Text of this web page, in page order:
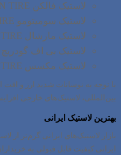
لاستیک فالکن FALKEN TIRE
لاستیک سومیتومو SUMITOMO TIRE
لاستیک مارشال MARSHAL TIRE
لاستیک بی اف گودریچ BFGOODRICH TIRE
لاستیک مکسس MAXXIS TIRE
با توجه به نوسانات شدید ارز و افت
بین‌المللی، لاستیک‌های خارجی
بهترین لاستیک ایرانی
بازار لاستیک‌های ایرانی گرم‌تر
ایرانی کیفیت قابل قبولی به